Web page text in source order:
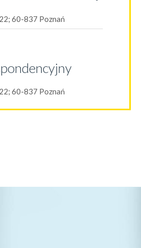
60-837 Poznań
60-837 Poznań